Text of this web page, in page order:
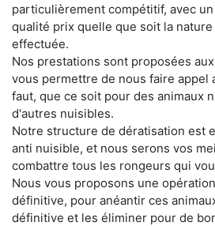
particulièrement compétitif, avec
qualité prix quelle que soit la
effectuée.
Nos prestations sont proposées
vous permettre de nous faire appel
faut, que ce soit pour des animaux
d'autres nuisibles.
Notre structure de dératisation est
anti nuisible, et nous serons vos
combattre tous les rongeurs qui
Nous vous proposons une
définitive, pour anéantir ces
définitive et les éliminer pour de